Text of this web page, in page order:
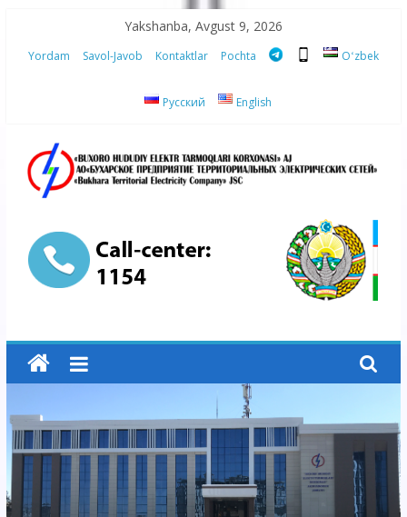
content
Yakshanba, Avgust 9, 2026
Yordam Savol-Javob Kontaktlar Pochta Oʻzbek
Русский English
“Buxoro
hududiy
elektr
tarmoqlari
korxonasi”
AJ